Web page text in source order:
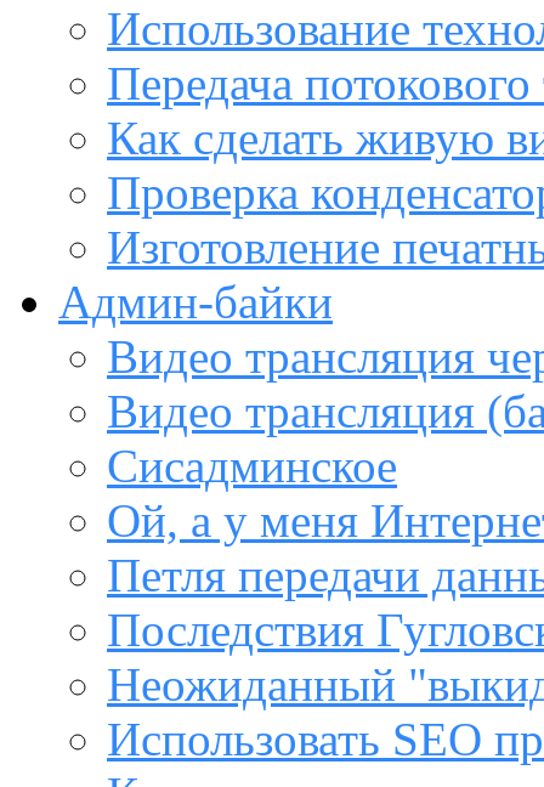
Использование
Передача
Как сделать живую
Проверка
Изготовление
Админ-байки
Видео трансляция
Видео трансляция
Сисадминское
Ой, а у меня
Петля передачи
Последствия
Неожиданный
Использовать SEO